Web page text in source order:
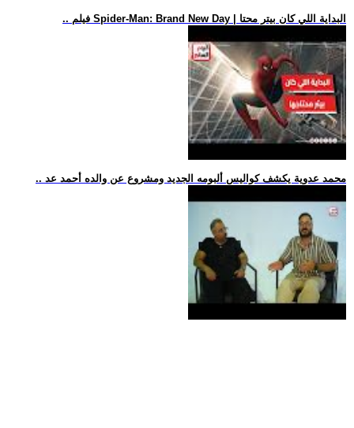
.. فيلم Spider-Man: Brand New Day | البداية اللي كان بيتر محتا
.. محمد عدوية يكشف كواليس ألبومه الجديد ومشروع عن والده أحمد عد